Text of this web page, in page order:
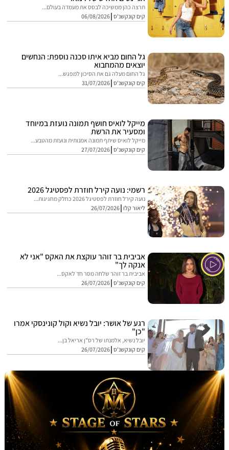
תרצה כהן ממשיכה לבסס את מעמדה בעולם...
קים קונקשנ'ס 06/08/2026
גל החום מביא איתו סכנה נוספת: הנחשים
יוצאים מהמחבוא
גל החום מעלה גם את הסיכון למפגש...
קים קונקשנ'ס 31/07/2026
מייקל לואיס חושף תמונה נועזת במיוחד
ומסעיר את הרשת
מייקל לואיס שיתף תמונה אמנותית ונועזת מהטבע...
קים קונקשנ'ס 27/07/2026
רשמי: נועה קירל חוזרת לפסטיגל 2026
נועה קירל חוזרת לפסטיגל 2026 כחלק מחגיגות...
ליאור קלו 26/07/2026
אביבית בר זוהר עוקצת את האקס "אני לא
אנקה לך"
אביבית בר זוהר שלחה מסר חד לאקס...
קים קונקשנ'ס 26/07/2026
רגע של אושר: יובל נשיא וקול קונינסקי אמרו
"כן"
יובל נשיא, אלמנתו של רס"ן אריאל בן...
קים קונקשנ'ס 26/07/2026